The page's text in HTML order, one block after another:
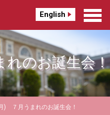
English
のお誕生会！
) ７月うまれのお誕生会！